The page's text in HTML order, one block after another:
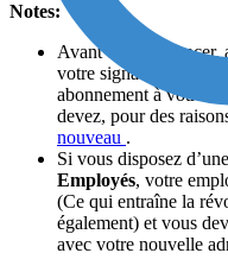
Notes:
Avant de commencer,
votre signature
abonnement à votre
devez, pour des
nouveau .
Si vous disposez
Employés, votre
(Ce qui entraîne la
également) et vous
avec votre nouvelle